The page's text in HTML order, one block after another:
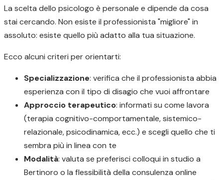
La scelta dello psicologo è personale e dipende da cosa
stai cercando. Non esiste il professionista "migliore" in
assoluto: esiste quello più adatto alla tua situazione.
Ecco alcuni criteri per orientarti:
Specializzazione: verifica che il professionista abbia
esperienza con il tipo di disagio che vuoi affrontare
Approccio terapeutico: informati su come lavora
(terapia cognitivo-comportamentale, sistemico-
relazionale, psicodinamica, ecc.) e scegli quello che ti
sembra più in linea con te
Modalità: valuta se preferisci colloqui in studio a
Bertinoro o la flessibilità della consulenza online